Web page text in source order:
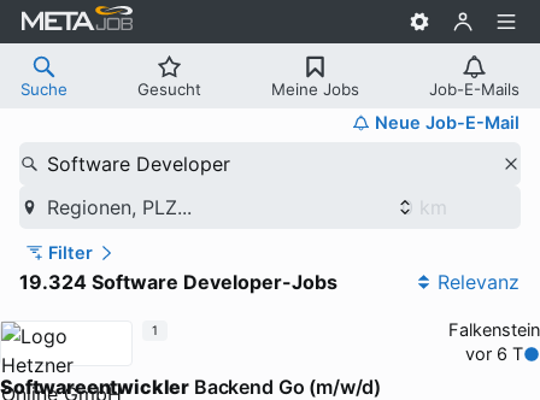
Suche Gesucht Meine Jobs Job-E-Mails
Neue Job-E-Mail
Software Developer
Regionen, PLZ...
Filter
19.324 Software Developer-Jobs Relevanz
Falkenstein
vor 6 T
Softwareentwickler Backend Go (m/w/d)
1